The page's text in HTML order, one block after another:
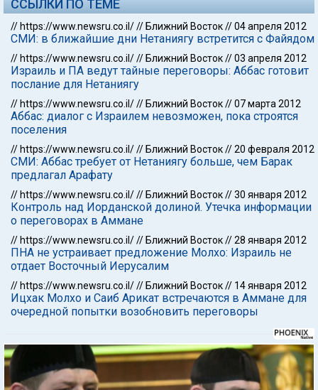
ССЫЛКИ ПО ТЕМЕ
// https://www.newsru.co.il/// Ближний Восток//04 апреля 2012
СМИ: в ближайшие дни Нетаниягу встретится с Файядом
// https://www.newsru.co.il/// Ближний Восток//03 апреля 2012
Израиль и ПА ведут тайные переговоры: Аббас готовит
послание для Нетаниягу
// https://www.newsru.co.il/// Ближний Восток//07 марта 2012
Аббас: диалог с Израилем невозможен, пока строятся
поселения
// https://www.newsru.co.il/// Ближний Восток//20 февраля 2012
СМИ: Аббас требует от Нетаниягу больше, чем Барак
предлагал Арафату
// https://www.newsru.co.il/// Ближний Восток//30 января 2012
Контроль над Иорданской долиной. Утечка информации
о переговорах в Аммане
// https://www.newsru.co.il/// Ближний Восток//28 января 2012
ПНА не устраивает предложение Молхо: Израиль не
отдает Восточный Иерусалим
// https://www.newsru.co.il/// Ближний Восток// 14 января 2012
Ицхак Молхо и Саиб Арикат встречаются в Аммане для
очередной попытки возобновить переговоры